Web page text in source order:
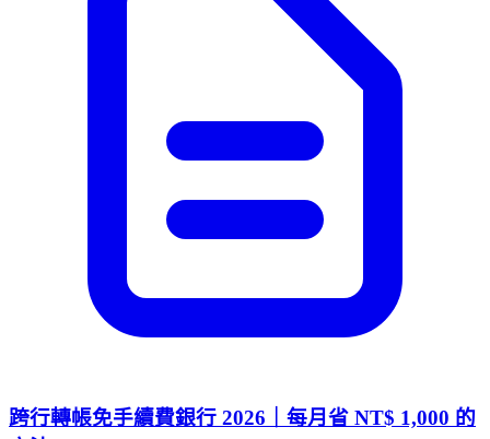
跨行轉帳免手續費銀行 2026｜每月省 NT$ 1,000 的